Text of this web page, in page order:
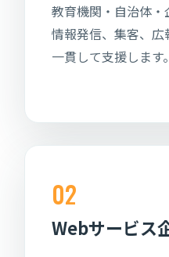
教育機関・自治体・
情報発信、集客、
一貫して支援します。
02
Webサービス